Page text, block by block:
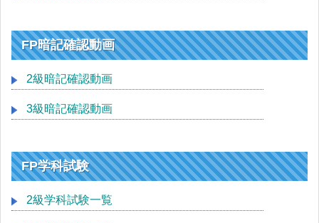
FP暗記確認動画
2級暗記確認動画
3級暗記確認動画
FP学科試験
2級学科試験一覧